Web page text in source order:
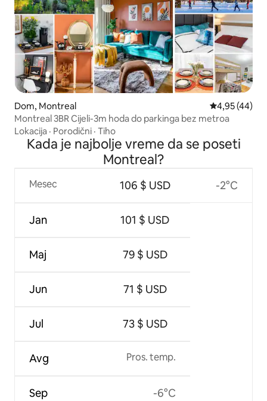
Dom, Montreal Prosečna
4,95 (44)
Montreal 3BR Cijeli-3m hoda do parkinga bez metroa
Lokacija · Porodični · Tiho
Kada je najbolje vreme da se poseti
Montreal?
Mesec
Jan
Maj
Jun
Jul
Avg
Sep
106 $ USD
101 $ USD
79 $ USD
71 $ USD
73 $ USD
Pros. temp.
-6°C
-2°C